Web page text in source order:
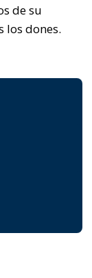
de su
los dones.